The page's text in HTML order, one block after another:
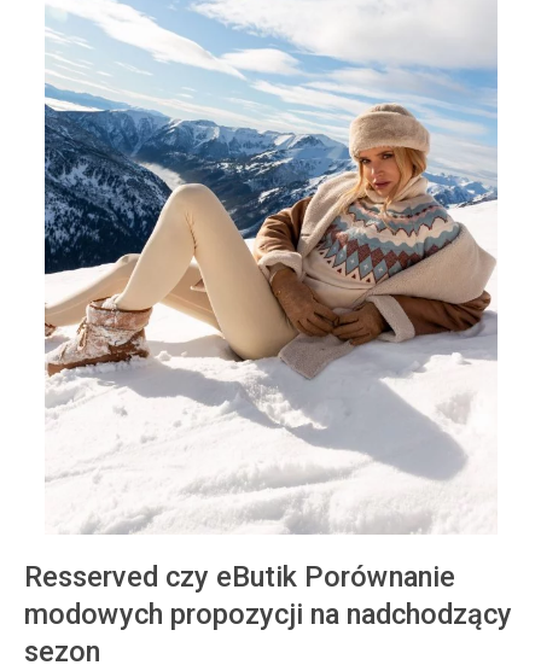
Resserved czy eButik Porównanie
modowych propozycji na nadchodzący
sezon